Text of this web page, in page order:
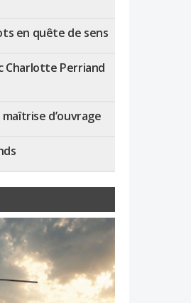
en quête de sens
Charlotte Perriand
d’ouvrage